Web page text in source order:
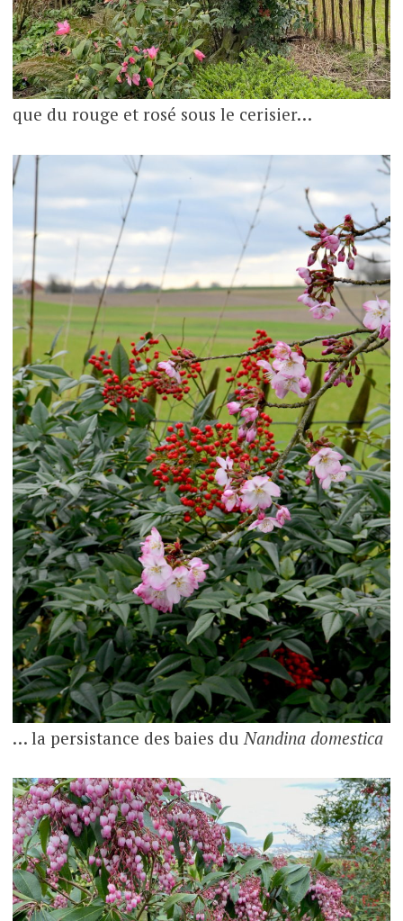
que du rouge et rosé sous le cerisier…
… la persistance des baies du Nandina domestica